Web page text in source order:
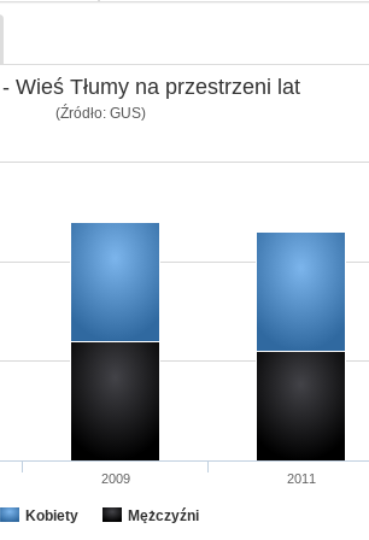
Wieś Tłumy na przestrzeni lat
(Źródło: GUS)
Kobiety Mężczyźni
2009 2011